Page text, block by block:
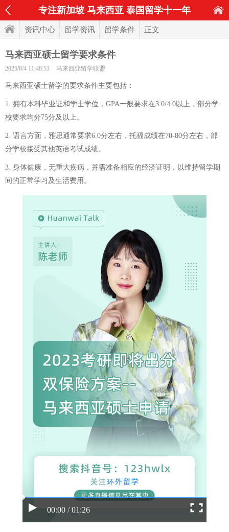
专注新加坡 马来西亚 泰国留学十一年
资讯中心 留学资讯 留学条件 正文
马来西亚硕士留学要求条件
2025/8/4 11:48:53 马来西亚留学联盟
马来西亚硕士留学的要求条件主要包括：
1. 拥有本科毕业证和学士学位，GPA一般要求在3.0/4.0以上，部分学
校要求均分75分及以上。
2. 语言方面，雅思通常要求6.0分左右，托福成绩在70-80分左右，部
分学校接受其他英语考试成绩。
3. 身体健康，无重大疾病，并需准备相应的经济证明，以维持留学期
间的正常学习及生活费用。
00:00 / 01:26